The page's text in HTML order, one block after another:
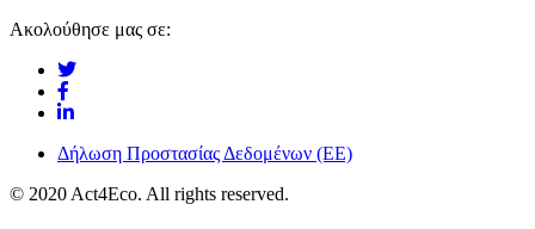
Ακολούθησε μας σε:
Δήλωση Προστασίας Δεδομένων (ΕΕ)
© 2020 Act4Eco. All rights reserved.